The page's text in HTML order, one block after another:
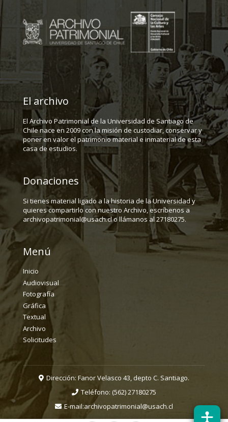
El archivo
El Archivo Patrimonial de la Universidad de Santiago de
Chile nace en 2009 con la misión de custodiar, conservar y
poner en valor el patrimonio material e inmaterial de esta
casa de estudios.
Donaciones
Si tienes material ligado a la historia de la Universidad y
quieres compartirlo con nuestro Archivo, escríbenos a
archivopatrimonial@usach.cl o llámanos al 27180275.
Menú
Inicio
Audiovisual
Fotografía
Gráfica
Textual
Archivo
Solicitudes
Dirección: Fanor Velasco 43, depto C. Santiago.
Teléfono: (562) 27180275
E-mail:archivopatrimonial@usach.cl